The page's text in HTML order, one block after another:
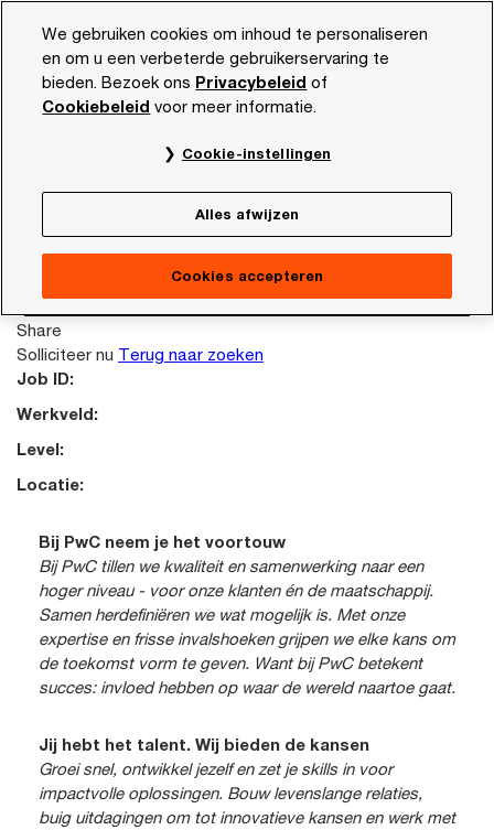
content
footer
PwC NL Carrière Vacature beschrijving
search again to look for other opportunities.
Terug naar zoeken
Failed reading job content.
Solliciteer nu
Share
Solliciteer nu Terug naar zoeken
Job ID:
Werkveld:
Level:
Locatie:
Bij PwC neem je het voortouw
Bij PwC tillen we kwaliteit en samenwerking naar een
hoger niveau - voor onze klanten én de maatschappij.
Samen herdefiniëren we wat mogelijk is. Met onze
expertise en frisse invalshoeken grijpen we elke kans om
de toekomst vorm te geven. Want bij PwC betekent
succes: invloed hebben op waar de wereld naartoe gaat.
Jij hebt het talent. Wij bieden de kansen
Groei snel, ontwikkel jezelf en zet je skills in voor
impactvolle oplossingen. Bouw levenslange relaties,
buig uitdagingen om tot innovatieve kansen en werk met
We gebruiken cookies om inhoud te personaliseren
en om u een verbeterde gebruikerservaring te
bieden. Bezoek ons Privacybeleid of
Cookiebeleid voor meer informatie.
Cookie-instellingen
Alles afwijzen
Cookies accepteren